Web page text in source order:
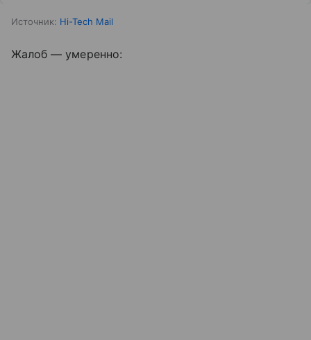
Источник: Hi-Tech Mail
Жалоб — умеренно: